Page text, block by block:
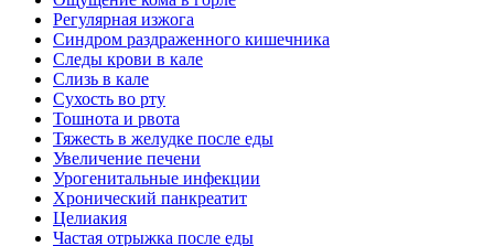
Регулярная изжога
Синдром раздраженного кишечника
Следы крови в кале
Слизь в кале
Сухость во рту
Тошнота и рвота
Тяжесть в желудке после еды
Увеличение печени
Урогенитальные инфекции
Хронический панкреатит
Целиакия
Частая отрыжка после еды